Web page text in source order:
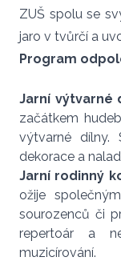
ZUŠ spolu se
jaro v tvůrčí a
Program
Jarní výtvarné
začátkem
výtvarné dílny.
dekorace a
Jarní rodinný
ožije
sourozenců či
repertoár a
muzicírování.